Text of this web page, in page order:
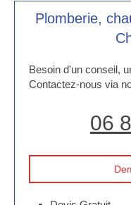
Plomberie,
Besoin d'un conseil,
Contactez-nous via
06